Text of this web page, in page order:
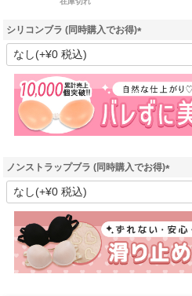
シリコンブラ (同時購入でお得)
(
須
)
ノンストラップブラ (同時購入でお得)
(
須
)